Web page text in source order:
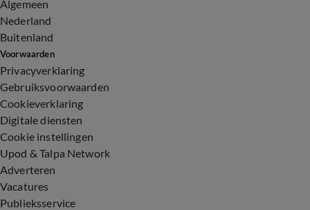
Algemeen
Nederland
Buitenland
Voorwaarden
Privacyverklaring
Gebruiksvoorwaarden
Cookieverklaring
Digitale diensten
Cookie instellingen
Upod & Talpa Network
Adverteren
Vacatures
Publieksservice